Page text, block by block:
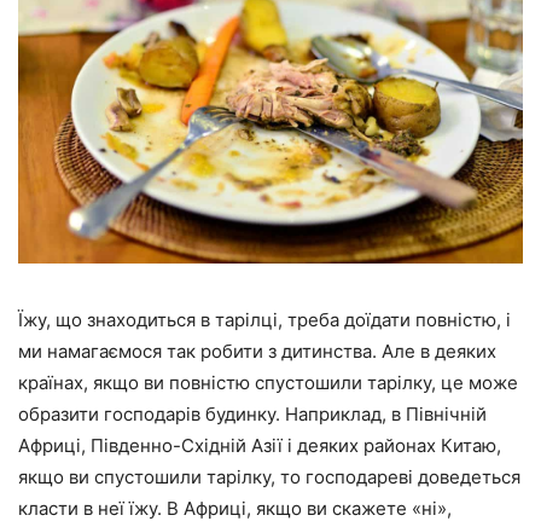
Їжу, що знаходиться в тарілці, треба доїдати повністю, і
ми намагаємося так робити з дитинства. Але в деяких
країнах, якщо ви повністю спустошили тарілку, це може
образити господарів будинку. Наприклад, в Північній
Африці, Південно-Східній Азії і деяких районах Китаю,
якщо ви спустошили тарілку, то господареві доведеться
класти в неї їжу. В Африці, якщо ви скажете «ні»,